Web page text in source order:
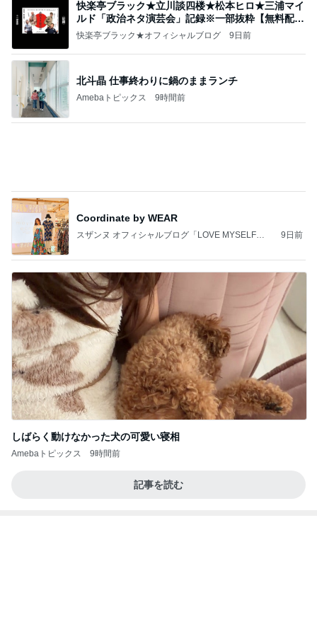
快楽亭ブラック★立川談四楼★松本ヒロ★三浦マイ
ルド「政治ネタ演芸会」記録※一部抜粋【無料配
信】
快楽亭ブラック★オフィシャルブログ 9日前
北斗晶 仕事終わりに鍋のままランチ
Amebaトピックス 9時間前
Coordinate by WEAR
スザンヌ オフィシャルブログ「LOVE MYSELF」P
9日前
しばらく動けなかった犬の可愛い寝相
Amebaトピックス 9時間前
記事を読む